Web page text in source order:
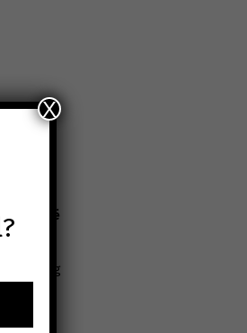
in België
X